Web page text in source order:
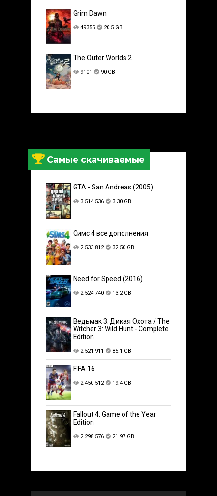
Grim Dawn
49355 20.5 GB
The Outer Worlds 2
9101 90 GB
Самые скачиваемые
GTA - San Andreas (2005)
3 514 536 3.30 GB
Симс 4 все дополнения
2 533 812 32.50 GB
Need for Speed (2016)
2 524 740 13.2 GB
Ведьмак 3: Дикая Охота / The
Witcher 3: Wild Hunt - Complete
Edition
2 521 911 85.1 GB
FIFA 16
2 450 512 19.4 GB
Fallout 4: Game of the Year
Edition
2 298 576 21.97 GB